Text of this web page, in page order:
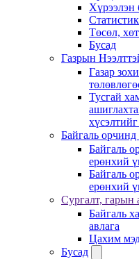
Хүрээлэн
Төсөл,
Бусад
Газрын
Газар
Тусгай
Байгаль
Байгаль
ерөнхий
Байгаль
ерөнхий
Сургалт, гарын
Байгаль
авлага
Цахим
Бусад